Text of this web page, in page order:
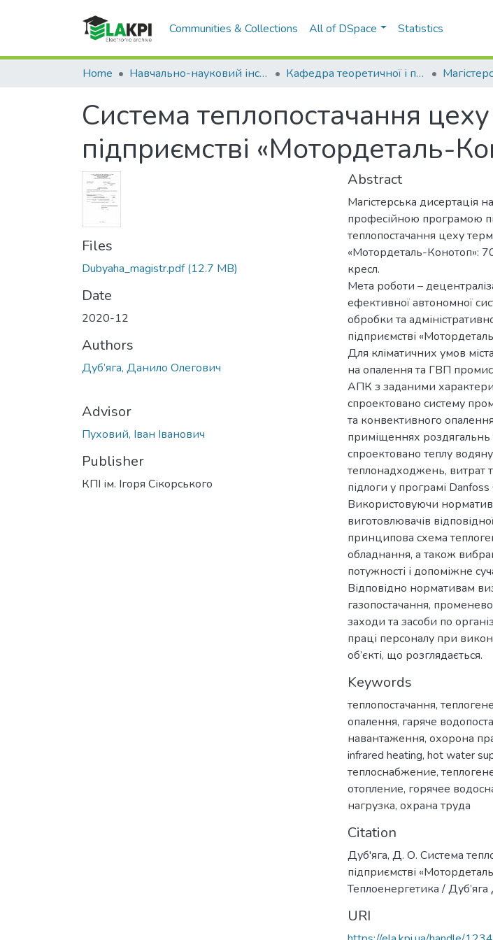
Communities & Collections All of DSpace Statistics
Home Навчально-науковий інститут атомної та теплової енергетики (НН ІАТЕ) Кафедра теоретичної і промислової теплотехніки (ТПТ)
Система теплопостачання
підприємстві «Мотордеталь-
Files
Dubyaha_magistr.pdf(12.7 MB)
Date
2020-12
Authors
Дуб’яга, Данило Олегович
Advisor
Пуховий, Іван Іванович
Publisher
КПІ ім. Ігоря Сікорського
Abstract
Магістерська дисертація
професійною програмою
теплопостачання цеху
«Мотордеталь-Конотоп»:
кресл.
Мета роботи –
ефективної автономної
обробки та
підприємстві
Для кліматичних умов
на опалення та ГВП
АПК з заданими
спроектовано систему
та конвективного опалення
приміщеннях роздягальнь
спроектовано теплу
теплонадходжень, витрат
підлоги у програмі Danfoss
Використовуючи
виготовлювачів
принципова схема
обладнання, а також
потужності і допоміжне
Відповідно нормативам
газопостачання,
заходи та засоби по
праці персоналу при
об’єкті, що розглядається.
Keywords
теплопостачання,
опалення, гаряче
навантаження, охорона
infrared heating, hot water
теплоснабжение,
отопление, горячее
нагрузка, охрана труда
Citation
Дуб'яга, Д. О. Система
підприємстві
Теплоенергетика /
URI